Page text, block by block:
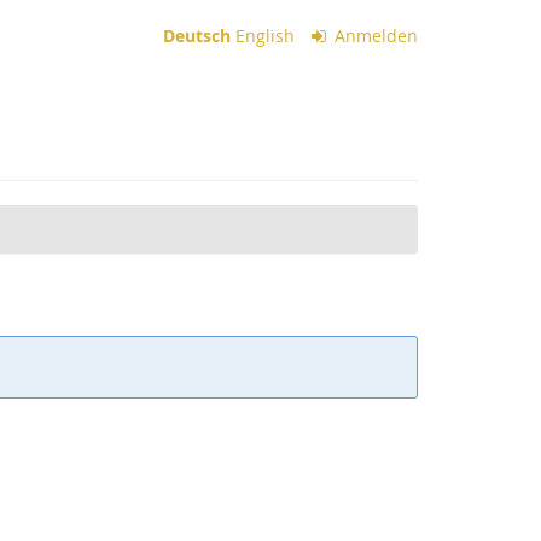
Deutsch English Anmelden